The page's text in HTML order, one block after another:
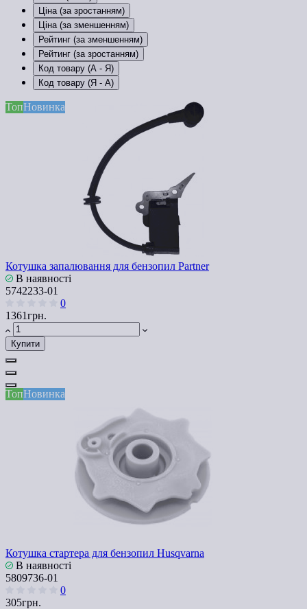
Ціна (за зростанням)
Ціна (за зменшенням)
Рейтинг (за зменшенням)
Рейтинг (за зростанням)
Код товару (А - Я)
Код товару (Я - А)
ТопНовинка
Котушка запалювання для бензопил Partner
В наявності
5742233-01
0
1361грн.
Купити
ТопНовинка
Котушка стартера для бензопил Husqvarna
В наявності
5809736-01
0
305грн.